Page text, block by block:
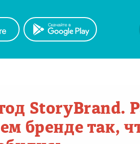
StoryBrand.
бренде так,